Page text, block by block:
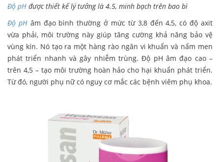
Độ pH được thiết kế lý tưởng là 4.5, minh bạch trên bao bì
Độ pHâm đạo bình thường ở mức từ 3,8 đến 4,5, có độ axit
vừa phải, môi trường này giúp tăng cường khả năng bảo vệ
vùng kín. Nó tạo ra một hàng rào ngăn vi khuẩn và nấm men
phát triển nhanh và gây nhiễm trùng. Độ pH âm đạo cao –
trên 4,5 – tạo môi trường hoàn hảo cho hại khuẩn phát triển.
Từ đó, người phụ nữ có nguy cơ mắc các bệnh viêm phụ khoa.